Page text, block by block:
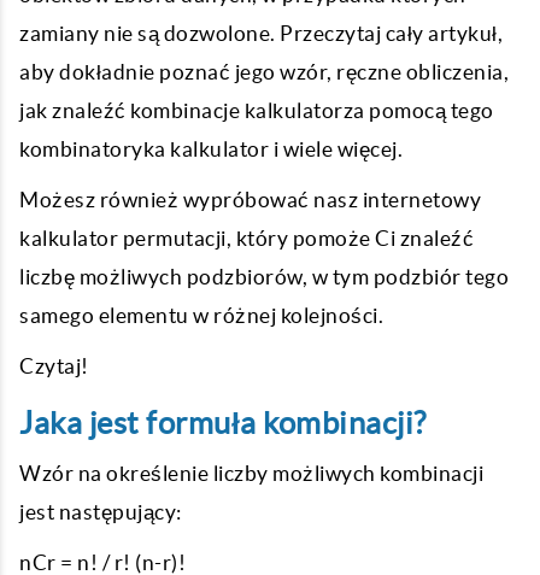
zamiany nie są dozwolone. Przeczytaj cały artykuł,
aby dokładnie poznać jego wzór, ręczne obliczenia,
jak znaleźć kombinacje kalkulatorza pomocą tego
kombinatoryka kalkulator i wiele więcej.
Możesz również wypróbować nasz internetowy
kalkulator permutacji, który pomoże Ci znaleźć
liczbę możliwych podzbiorów, w tym podzbiór tego
samego elementu w różnej kolejności.
Czytaj!
Jaka jest formuła kombinacji?
Wzór na określenie liczby możliwych kombinacji
jest następujący:
nCr = n! / r! (n-r)!